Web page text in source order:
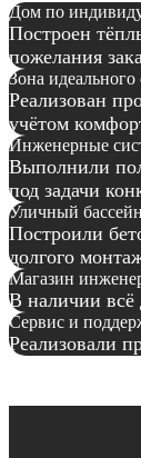
Дом по
Построен
пожелания
Зона
Реализован
учётом
Инженерные
Выполнили
под задачи
Уличный
Построили
долгого
Магазин
В наличии всё
Сервис и
Реализовали